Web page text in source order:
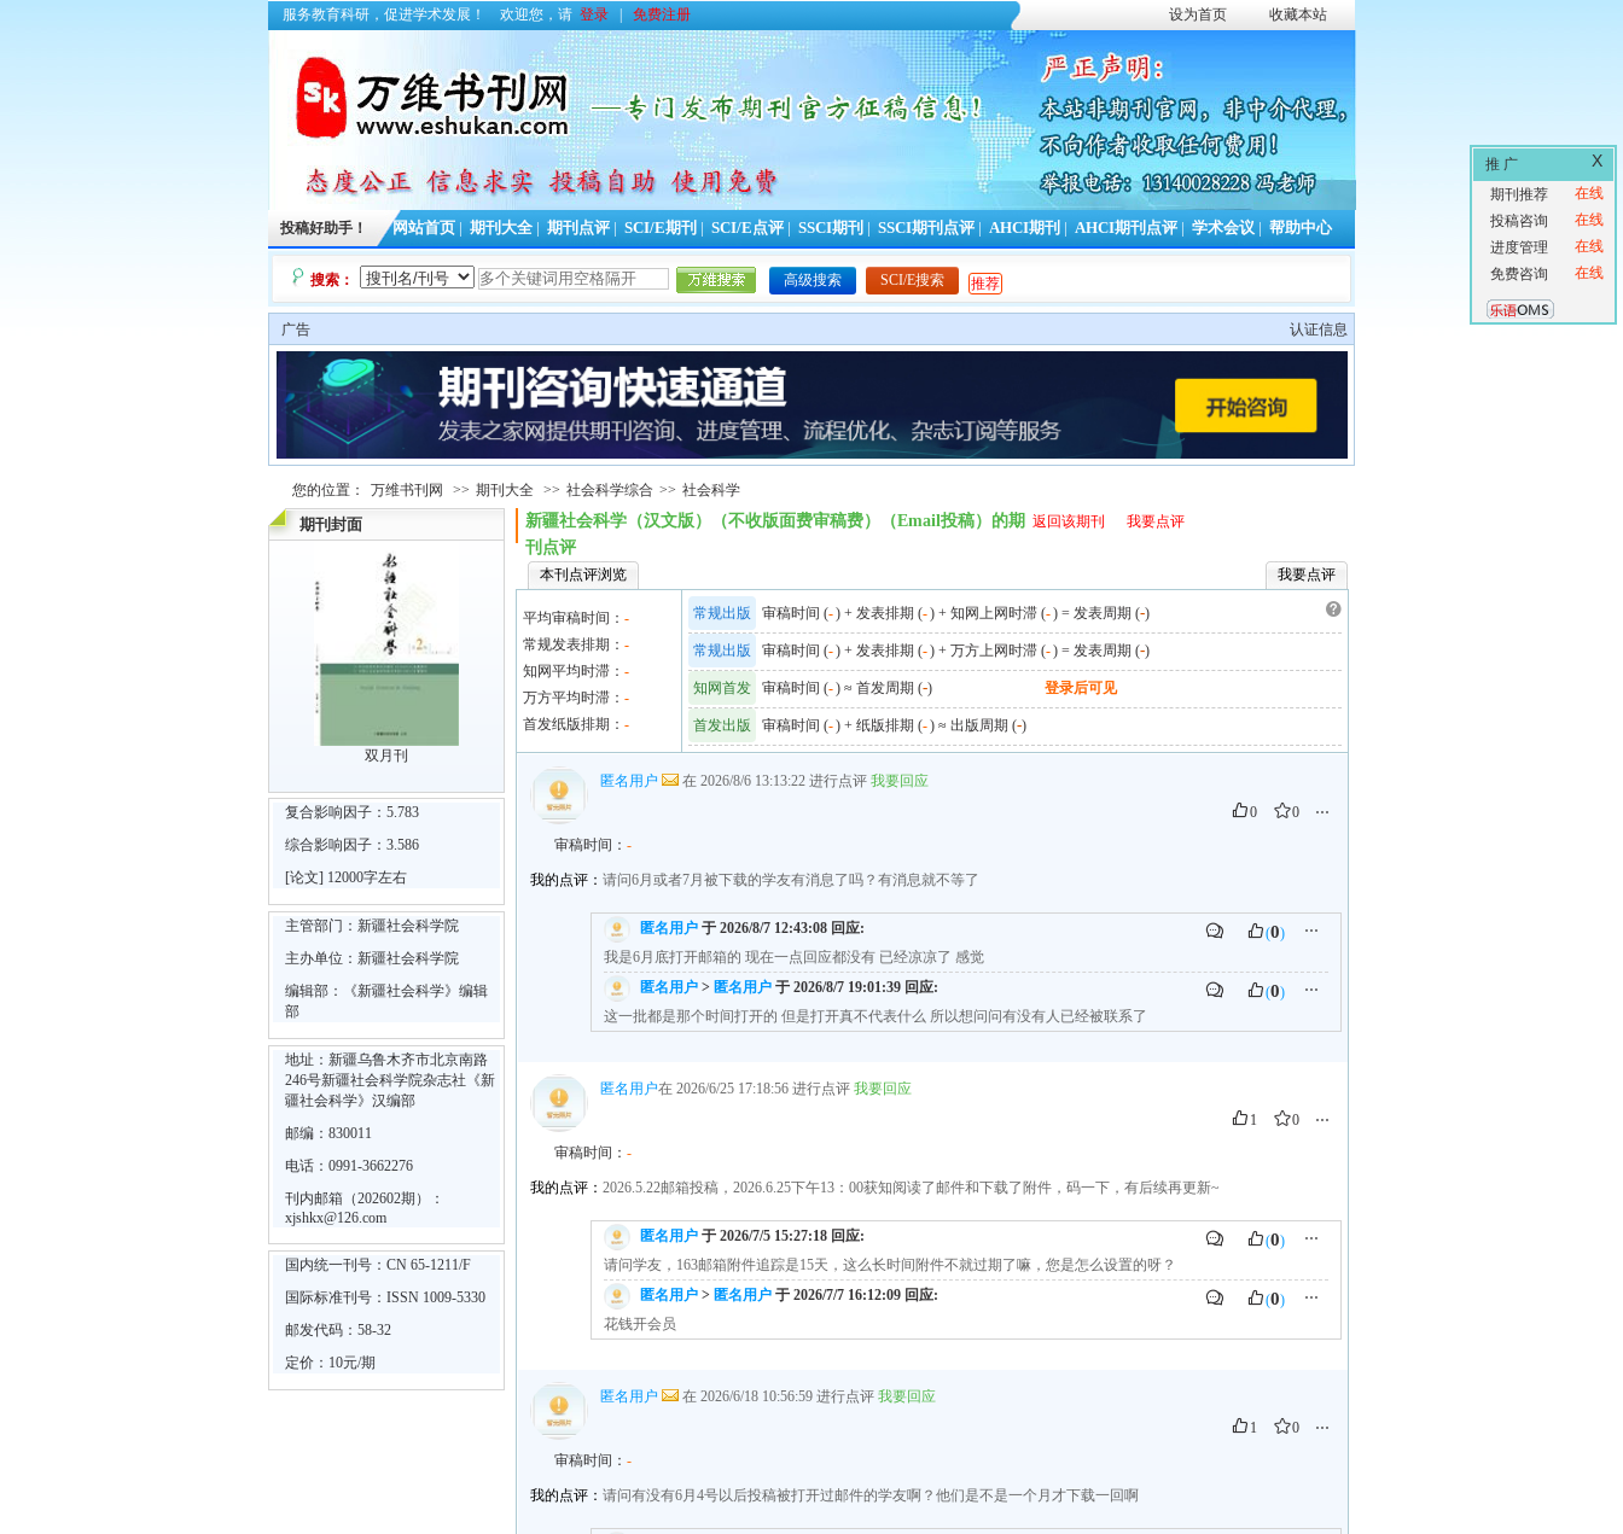
服务教育科研，促进学术发展！ 欢迎您，请 登录 免费注册 设为首页 收藏本站
投稿好助手！ 网站首页 期刊大全 期刊点评 SCI/E期刊 SCI/E点评 SSCI期刊 SSCI期刊点评 AHCI期刊 AHCI期刊点评 学术会议 帮助中心
搜索： 高级搜索 SCI/E搜索 推荐
认证信息
广告
您的位置： 万维书刊网 >> 期刊大全 >> 社会科学综合 >> 社会科学
期刊封面
双月刊
复合影响因子：5.783
综合影响因子：3.586
[论文] 12000字左右
主管部门：新疆社会科学院
主办单位：新疆社会科学院
编辑部：《新疆社会科学》编辑
部
地址：新疆乌鲁木齐市北京南路
246号新疆社会科学院杂志社《新
疆社会科学》汉编部
邮编：830011
电话：0991-3662276
刊内邮箱（202602期）：
xjshkx@126.com
国内统一刊号：CN 65-1211/F
国际标准刊号：ISSN 1009-5330
邮发代码：58-32
定价：10元/期
新疆社会科学（汉文版）（不收版面费审稿费）（Email投稿）的期
刊点评
返回该期刊 我要点评
本刊点评浏览 我要点评
平均审稿时间： -
常规发表排期： -
知网平均时滞： -
万方平均时滞： -
首发纸版排期： -
常规出版 审稿时间 (-) + 发表排期 (-) + 知网上网时滞 (-) = 发表周期 (-)
常规出版 审稿时间 (-) + 发表排期 (-) + 万方上网时滞 (-) = 发表周期 (-)
知网首发 审稿时间 (-) ≈ 首发周期 (-) 登录后可见
首发出版 审稿时间 (-) + 纸版排期 (-) ≈ 出版周期 (-)
匿名用户 在 2026/8/6 13:13:22 进行点评 我要回应
0
0
⋯
审稿时间： -
我的点评： 请问6月或者7月被下载的学友有消息了吗？有消息就不等了
匿名用户 于 2026/8/7 12:43:08 回应: ⋯
(0)
我是6月底打开邮箱的 现在一点回应都没有 已经凉凉了 感觉
匿名用户 > 匿名用户 于 2026/8/7 19:01:39 回应: ⋯
(0)
这一批都是那个时间打开的 但是打开真不代表什么 所以想问问有没有人已经被联系了
匿名用户在 2026/6/25 17:18:56 进行点评 我要回应
1
0
⋯
审稿时间： -
我的点评： 2026.5.22邮箱投稿，2026.6.25下午13：00获知阅读了邮件和下载了附件，码一下，有后续再更新~
匿名用户 于 2026/7/5 15:27:18 回应: ⋯
(0)
请问学友，163邮箱附件追踪是15天，这么长时间附件不就过期了嘛，您是怎么设置的呀？
匿名用户 > 匿名用户 于 2026/7/7 16:12:09 回应: ⋯
(0)
花钱开会员
匿名用户 在 2026/6/18 10:56:59 进行点评 我要回应
1
0
⋯
审稿时间： -
我的点评： 请问有没有6月4号以后投稿被打开过邮件的学友啊？他们是不是一个月才下载一回啊
X
推 广
在线
期刊推荐
在线
投稿咨询
在线
进度管理
在线
免费咨询